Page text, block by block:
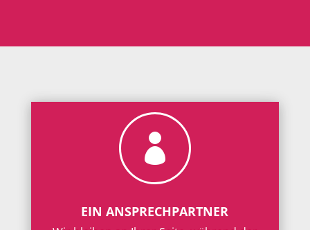

EIN ANSPRECHPARTNER